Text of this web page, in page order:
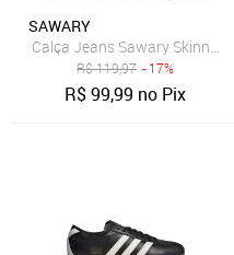
SAWARY
Calça Jeans Sawary Skinny
R$119,97 - 17%
R$99,99 no Pix